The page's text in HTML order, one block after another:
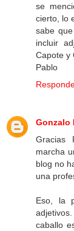
se
cierto, lo
sabe
incluir
Capote y
Pablo
Gonzalo
Gracias
marcha
blog no
una
Eso, la
caballo